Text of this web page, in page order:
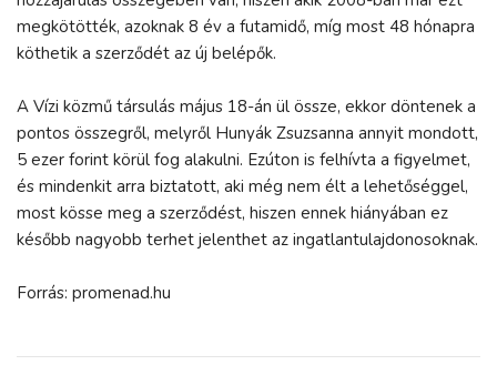
megkötötték, azoknak 8 év a futamidő, míg most 48 hónapra
köthetik a szerződét az új belépők.
A Vízi közmű társulás május 18-án ül össze, ekkor döntenek a
pontos összegről, melyről Hunyák Zsuzsanna annyit mondott,
5 ezer forint körül fog alakulni. Ezúton is felhívta a figyelmet,
és mindenkit arra biztatott, aki még nem élt a lehetőséggel,
most kösse meg a szerződést, hiszen ennek hiányában ez
később nagyobb terhet jelenthet az ingatlantulajdonosoknak.
Forrás: promenad.hu